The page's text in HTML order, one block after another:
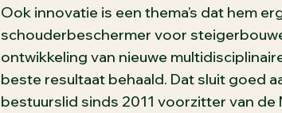
Ook innovatie is een thema’s dat hem
schouderbeschermer voor
ontwikkeling van nieuwe
beste resultaat behaald. Dat sluit goed
bestuurslid sinds 2011 voorzitter van